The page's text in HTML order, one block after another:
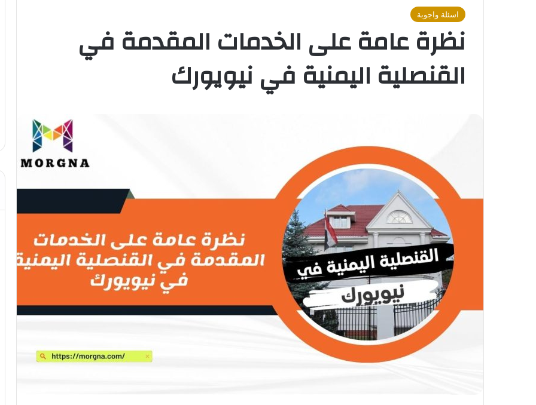
اسئلة واجوبة
نظرة عامة على الخدمات المقدمة في
القنصلية اليمنية في نيويورك